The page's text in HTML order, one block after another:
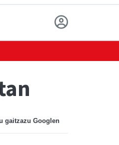
gaitzazu Googlen